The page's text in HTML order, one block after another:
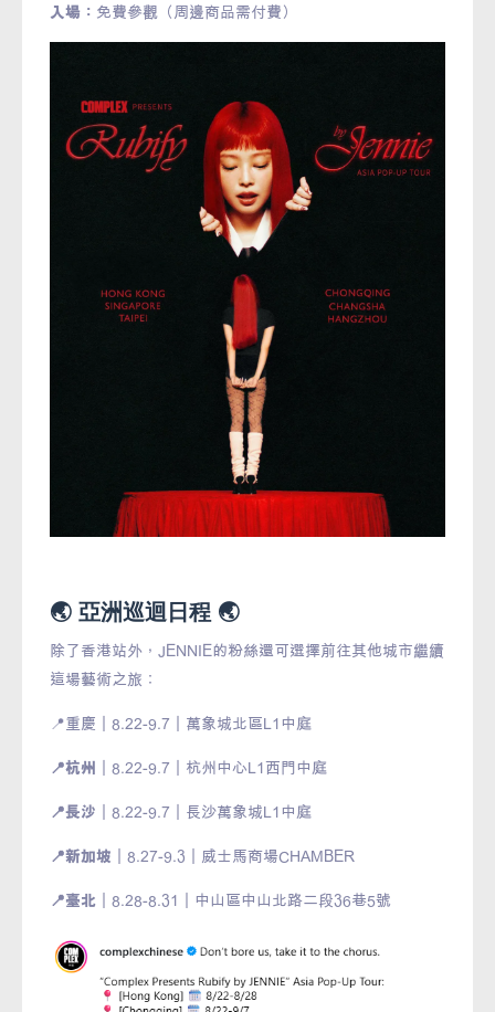
入場： 免費參觀（周邊商品需付費）
🌏 亞洲巡迴日程 🌏
除了香港站外，JENNIE的粉絲還可選擇前往其他城市繼續
這場藝術之旅：
📍重慶｜8.22-9.7｜萬象城北區L1中庭
📍杭州 ｜8.22-9.7｜杭州中心L1西門中庭
📍長沙 ｜8.22-9.7｜長沙萬象城L1中庭
📍新加坡 ｜8.27-9.3｜威士馬商場CHAMBER
📍臺北 ｜8.28-8.31｜中山區中山北路二段36巷5號